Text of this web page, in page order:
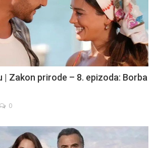
| Zakon prirode – 8. epizoda: Borba
0